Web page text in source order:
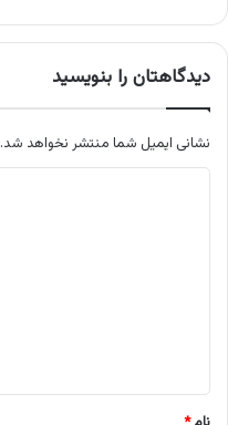
دیدگاهتان را بنویسید
نشانی ایمیل شما منتشر نخواهد شد.